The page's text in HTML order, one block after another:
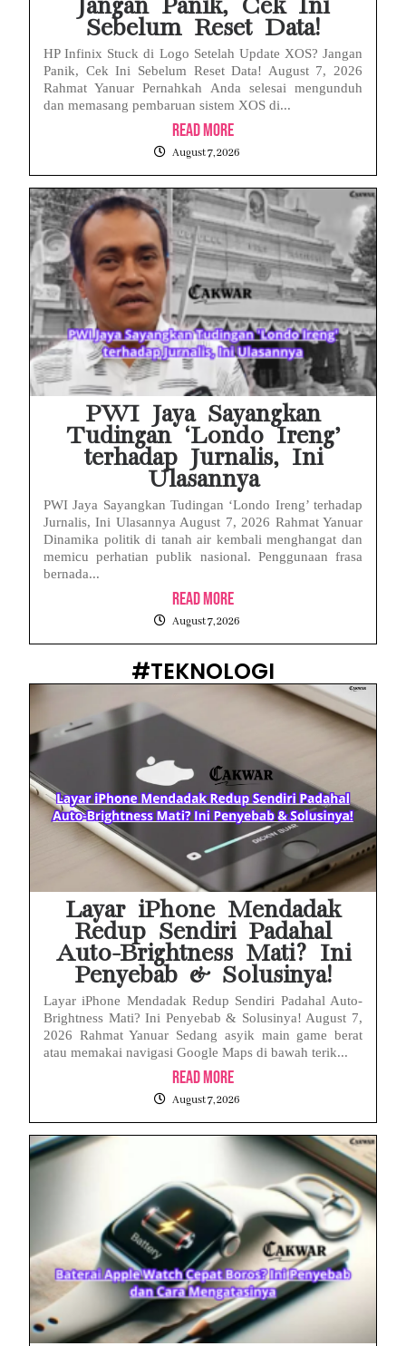
Jangan Panik, Cek Ini
Sebelum Reset Data!
HP Infinix Stuck di Logo Setelah Update XOS? Jangan
Panik, Cek Ini Sebelum Reset Data! August 7, 2026
Rahmat Yanuar Pernahkah Anda selesai mengunduh
dan memasang pembaruan sistem XOS di...
Read More
August 7, 2026
PWI Jaya Sayangkan
Tudingan ‘Londo Ireng’
terhadap Jurnalis, Ini
Ulasannya
PWI Jaya Sayangkan Tudingan ‘Londo Ireng’ terhadap
Jurnalis, Ini Ulasannya August 7, 2026 Rahmat Yanuar
Dinamika politik di tanah air kembali menghangat dan
memicu perhatian publik nasional. Penggunaan frasa
bernada...
Read More
August 7, 2026
#TEKNOLOGI
Layar iPhone Mendadak
Redup Sendiri Padahal
Auto-Brightness Mati? Ini
Penyebab & Solusinya!
Layar iPhone Mendadak Redup Sendiri Padahal Auto-
Brightness Mati? Ini Penyebab & Solusinya! August 7,
2026 Rahmat Yanuar Sedang asyik main game berat
atau memakai navigasi Google Maps di bawah terik...
Read More
August 7, 2026